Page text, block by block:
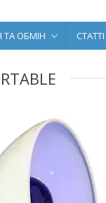
ОБМІН СТАТТІ